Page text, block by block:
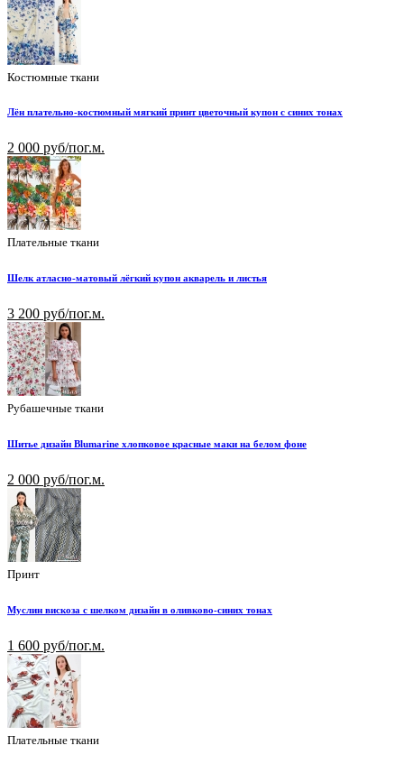
Костюмные ткани
Лён плательно-костюмный мягкий принт цветочный купон с синих тонах
2 000 руб/пог.м.
Плательные ткани
Шелк атласно-матовый лёгкий купон акварель и листья
3 200 руб/пог.м.
Рубашечные ткани
Шитье дизайн Blumarine хлопковое красные маки на белом фоне
2 000 руб/пог.м.
Принт
Муслин вискоза с шелком дизайн в оливково-синих тонах
1 600 руб/пог.м.
Плательные ткани